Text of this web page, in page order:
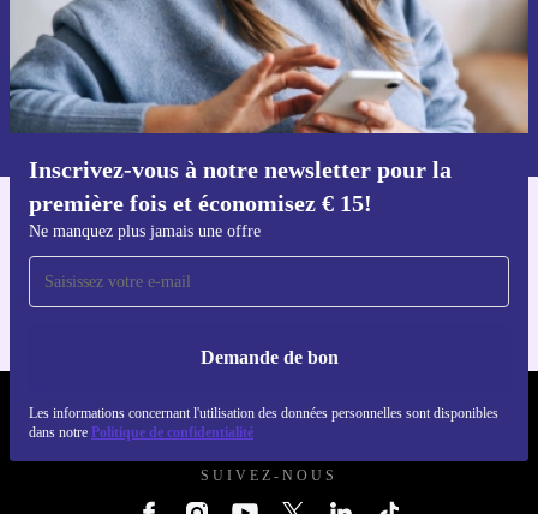
Inscrivez-vous à notre newsletter pour la
première fois et économisez € 15!
Politique de confidentialité
Voucher aanvragen
Retrouvez les informations sur l'utilisation des données personnelles
dans notre
politique de confidentialité.
Téléchargez l'application refurbed
Pour iOS et Android
REFURBED BELGIQUE - RETHINK NEW.
SUIVEZ-NOUS